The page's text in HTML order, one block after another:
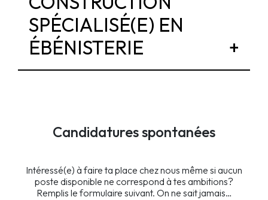
SPÉCIALISÉ(E) EN
ÉBÉNISTERIE
Candidatures spontanées
Intéressé(e) à faire ta place chez nous même si aucun
poste disponible ne correspond à tes ambitions?
Remplis le formulaire suivant. On ne sait jamais…